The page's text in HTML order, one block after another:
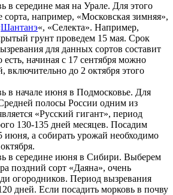
в середине мая на Урале. Для этого
например, «Московская зимняя»,
Шантанэ«, «Селекта». Например,
грунт проведем 15 мая. Срок
для данных сортов составит
есть, начиная с 17 сентября можно
включительно до 2 октября этого
в начале июня в Подмосковье. Для
полосы России одним из
«Русский гигант», период
130-135 дней месяцев. Посадим
июня, а собирать урожай необходимо
в середине июня в Сибири. Выберем
поздний сорт «Даяна», очень
огородников. Период вызревания
дней. Если посадить морковь в почву